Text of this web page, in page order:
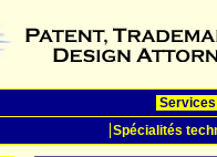
Services
Spécialités